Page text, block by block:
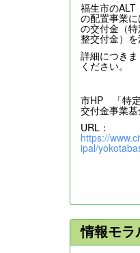
福生市のALT
の配置事業
の交付金（
整交付金）を
詳細につき
ください。
市HP 「特
交付金事業基
URL：
https://
ipal/
情報モラ